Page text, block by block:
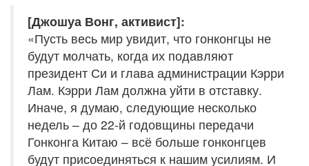
[Джошуа Вонг, активист]:
«Пусть весь мир увидит, что гонконгцы не
будут молчать, когда их подавляют
президент Си и глава администрации Кэрри
Лам. Кэрри Лам должна уйти в отставку.
Иначе, я думаю, следующие несколько
недель – до 22-й годовщины передачи
Гонконга Китаю – всё больше гонконгцев
будут присоединяться к нашим усилиям. И